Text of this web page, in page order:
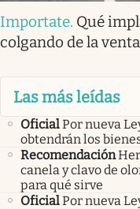
Importate. Qué
colgando de la
Las más leídas
OficialPor nueva
obtendrán los
Recomendación
canela y clavo de
para qué sirve
OficialPor nueva